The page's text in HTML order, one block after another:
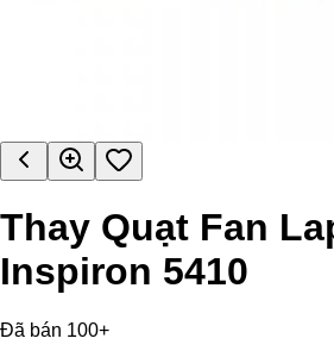
Thay Quạt Fan
Inspiron 5410
Đã bán 100+